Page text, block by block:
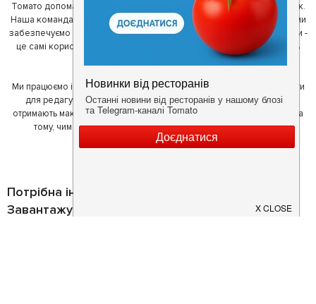
Томато допомагає своїм користувачам знайти цікаві місця неподалік.
Наша команда регулярно зв'язується з ресторанами - таким чином ми
забезпечуємо актуальність інформації. Друга частина нашої команди -
це самі користувачі, які діляться своїми враженнями і допомагають
один одному у виборі кращих місць.
Ми працюємо і з ресторанами. Для них ми надаємо зручні інструменти
для редагування інформації про себе - в результаті відвідувачі
отримають максимум інформації, а ресторан зможе зосередитися на
тому, чим він любить займатися більше всього - смачній їжі.
Потрібна інформація про заклад?
Завантажуйте додаток!